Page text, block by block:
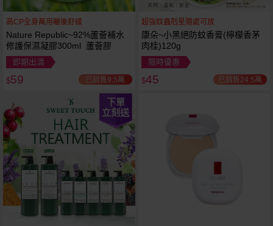
高CP全身萬用曬後舒緩
Nature Republic~92%蘆薈補水
修護保濕凝膠300ml 蘆薈膠
即期出清
$59 已銷售9.5萬
超強蚊蟲剋星隨處可放
康朵~小黑絕防蚊香膏(檸檬香茅
肉桂)120g
限時優惠
$45 已銷售24.5萬
下單
立刻送